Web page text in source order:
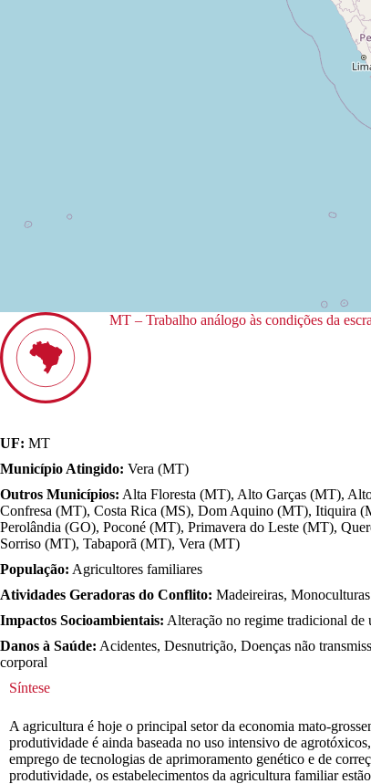
MT – Trabalho análogo às condições da
UF: MT
Município Atingido: Vera (MT)
Outros Municípios: Alta Floresta (MT), Alto Garças (MT),
Confresa (MT), Costa Rica (MS), Dom Aquino (MT), Itiquira
Perolândia (GO), Poconé (MT), Primavera do Leste (MT),
Sorriso (MT), Tabaporã (MT), Vera (MT)
População: Agricultores familiares
Atividades Geradoras do Conflito: Madeireiras, Monoculturas
Impactos Socioambientais: Alteração no regime tradicional
Danos à Saúde: Acidentes, Desnutrição, Doenças não
corporal
Síntese
A agricultura é hoje o principal setor da economia mato-
produtividade é ainda baseada no uso intensivo de
emprego de tecnologias de aprimoramento genético e de
produtividade, os estabelecimentos da agricultura familiar